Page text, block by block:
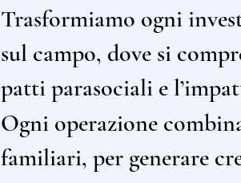
Trasformiamo ogni
sul campo, dove si
patti parasociali e
Ogni operazione
familiari, per generare